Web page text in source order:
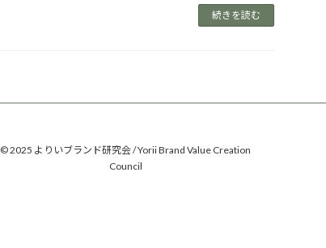
続きを読む
© 2025 よりいブランド研究会 / Yorii Brand Value Creation
Council